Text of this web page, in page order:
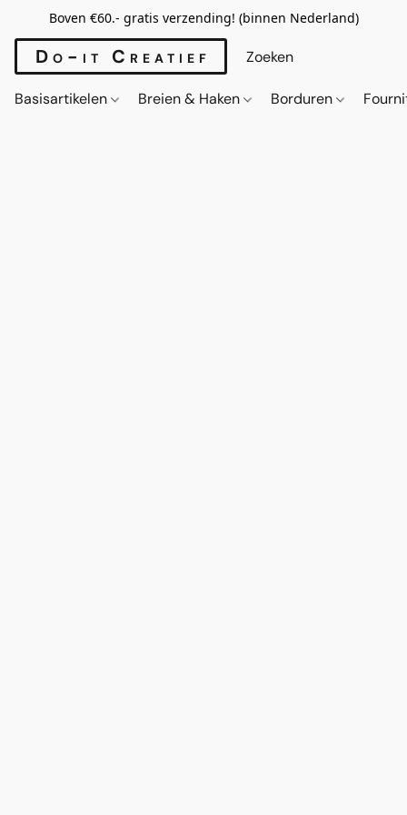
Boven €60.- gratis verzending! (binnen Nederland)
Do-it Creatief
Basisartikelen Breien & Haken Borduren